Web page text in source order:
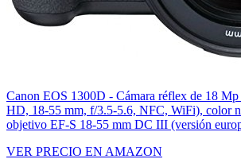
Canon EOS 1300D - Cámara réflex de 18
HD, 18-55 mm, f/3.5-5.6, NFC, WiFi), color
objetivo EF-S 18-55 mm DC III (versión
VER PRECIO EN AMAZON